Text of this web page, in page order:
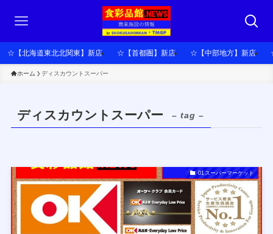
☆【北海道東北北関東】新店 ☆【首都圏】新店 ☆【中部地方】新店
ホーム ディスカウントスーパー
ディスカウントスーパー – tag –
01スーパーマーケット